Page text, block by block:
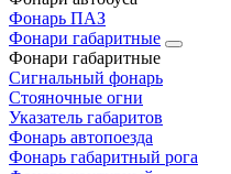
Фонарь ПАЗ
Фонари габаритные
Фонари габаритные
Сигнальный фонарь
Стояночные огни
Указатель габаритов
Фонарь автопоезда
Фонарь габаритный рога